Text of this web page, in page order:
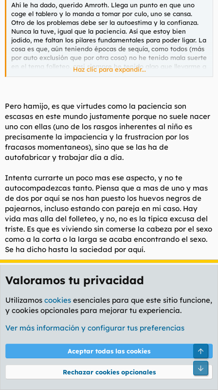
Ahí le ha dado, querido Amroth. Llega un punto en que uno
coge el tablero y lo manda a tomar por culo, uno se cansa.
Otro de los problemas debe ser la autoestima y la confianza.
Nunca la tuve, igual que la paciencia. Así que estoy bien
jodido, me faltan los pilares fundamentales para poder ligar. La
cosa es que, aún teniendo épocas de sequía, como todos (más
por auto exclusión que por otra cosa) no he tenido mala suerte
en el tema folleteo, casi siempre he tenido algo que llevarme a
la boca, pero últimamente... igual ya he follado todo lo que
tener compañía, hay que joderse.
Haz clic para expandir...
Pero hamijo, es que virtudes como la paciencia son
escasas en este mundo justamente porque no suele nacer
uno con ellas (uno de los rasgos inherentes al niño es
precisamente la impaciencia y la frustracion por los
fracasos momentaneos), sino que se las ha de
autofabricar y trabajar día a día.
Intenta currarte un poco mas ese aspecto, y no te
autocompadezcas tanto. Piensa que a mas de uno y mas
de dos por aquí se nos han puesto los huevos negros de
pajearnos, incluso estando con pareja en mi caso. Hay
vida mas alla del folleteo, y no, no es la típica excusa del
triste. Es que es viviendo sin comerse la cabeza por el sexo
como a la corta o la larga se acaba encontrando el sexo.
Se ha dicho hasta la saciedad por aquí.
Cachondo Mental
Spanish Stallion
16 Ago 2009
hay que aceptarlo
SPINNING34 rebuznó:
Que mierda me pasa? Que mierda les pasa? Estoy condenado
a hacerme pajas, ir de putas y estar solo el resto de mi puta
Valoramos tu privacidad
Utilizamos cookies esenciales para que este sitio funcione,
y cookies opcionales para mejorar tu experiencia.
Ver más información y configurar tus preferencias
Aceptar todas las cookies
Rechazar cookies opcionales
Pie